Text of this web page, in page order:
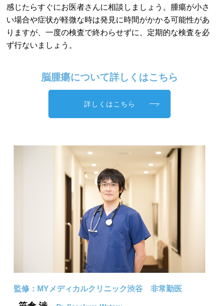
感じたらすぐにお医者さんに相談しましょう。腫瘍が小さ
い場合や症状が軽微な時は発見に時間がかかる可能性があ
りますが、一度の検査で終わらせずに、定期的な検査を必
ず行ないましょう。
脳腫瘍について詳しくはこちら
詳しくはこちら
監修：MYメディカルクリニック渋谷 非常勤医